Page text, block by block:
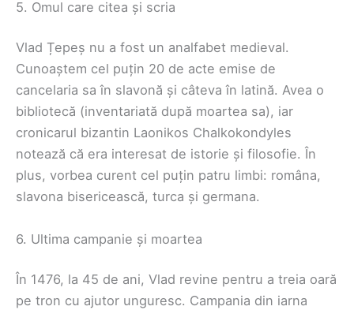
5. Omul care citea și scria
Vlad Țepeș nu a fost un analfabet medieval.
Cunoaștem cel puțin 20 de acte emise de
cancelaria sa în slavonă și câteva în latină. Avea o
bibliotecă (inventariată după moartea sa), iar
cronicarul bizantin Laonikos Chalkokondyles
notează că era interesat de istorie și filosofie. În
plus, vorbea curent cel puțin patru limbi: româna,
slavona bisericească, turca și germana.
6. Ultima campanie și moartea
În 1476, la 45 de ani, Vlad revine pentru a treia oară
pe tron cu ajutor unguresc. Campania din iarna